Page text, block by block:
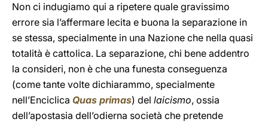
Non ci indugiamo qui a ripetere quale gravissimo
errore sia l’affermare lecita e buona la separazione in
se stessa, specialmente in una Nazione che nella quasi
totalità è cattolica. La separazione, chi bene addentro
la consideri, non è che una funesta conseguenza
(come tante volte dichiarammo, specialmente
nell’Enciclica Quas primas) del laicismo, ossia
dell’apostasia dell’odierna società che pretende